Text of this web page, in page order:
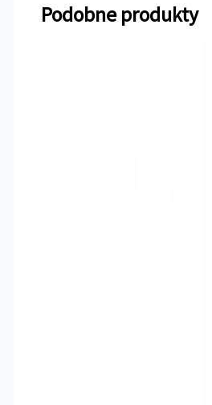
Podobne produkty